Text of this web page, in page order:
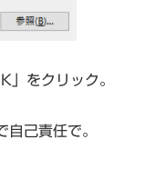
をクリック。
己責任で。